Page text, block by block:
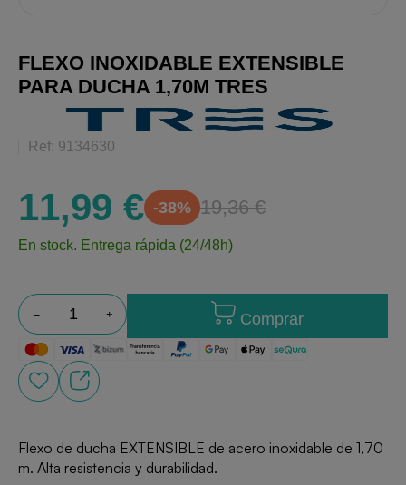
FLEXO INOXIDABLE EXTENSIBLE
PARA DUCHA 1,70M TRES
Ref: 9134630
11,99 € -38% 19,36 €
En stock. Entrega rápida (24/48h)
Comprar
Flexo de ducha EXTENSIBLE de acero inoxidable de 1,70
m. Alta resistencia y durabilidad.